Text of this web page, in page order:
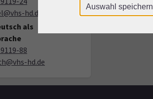
hd.de
als
88
hd.de
Auswahl speichern